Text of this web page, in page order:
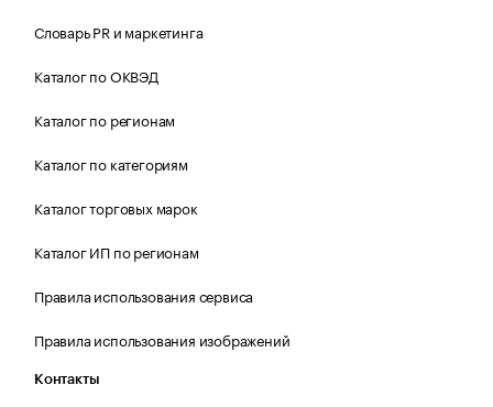
Словарь PR и маркетинга
Каталог по ОКВЭД
Каталог по регионам
Каталог по категориям
Каталог торговых марок
Каталог ИП по регионам
Правила использования сервиса
Правила использования изображений
Контакты